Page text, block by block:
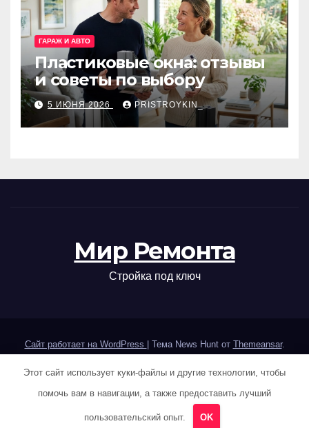
ГАРАЖ И АВТО
Пластиковые окна: отзывы
и советы по выбору
5 ИЮНЯ 2026 PRISTROYKIN_
Мир Ремонта
Стройка под ключ
Сайт работает на WordPress Тема News Hunt от Themeansar.
Home Sample Page Авторам и правообладателям
Политика конфиденциальности
Этот сайт использует куки-файлы и другие технологии, чтобы
помочь вам в навигации, а также предоставить лучший
пользовательский опыт. OK